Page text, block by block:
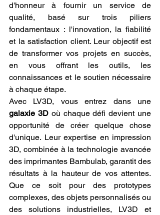
d'honneur à fournir un service de
qualité, basé sur trois piliers
fondamentaux : l'innovation, la fiabilité
et la satisfaction client. Leur objectif est
de transformer vos projets en succès,
en vous offrant les outils, les
connaissances et le soutien nécessaire
à chaque étape.
galaxie 3D où chaque défi devient une
opportunité de créer quelque chose
d'unique. Leur expertise en impression
3D, combinée à la technologie avancée
des imprimantes Bambulab, garantit des
résultats à la hauteur de vos attentes.
Que ce soit pour des prototypes
complexes, des objets personnalisés ou
des solutions industrielles, LV3D et